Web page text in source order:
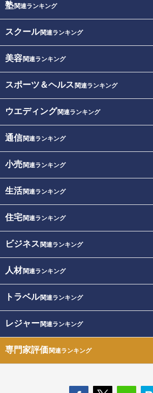
塾関連ランキング
スクール関連ランキング
美容関連ランキング
スポーツ＆ヘルス 関連ランキング
ウエディング関連ランキング
通信関連ランキング
小売関連ランキング
生活関連ランキング
住宅関連ランキング
ビジネス 関連ランキング
人材関連ランキング
トラベル関連ランキング
レジャー関連ランキング
専門家評価関連ランキング